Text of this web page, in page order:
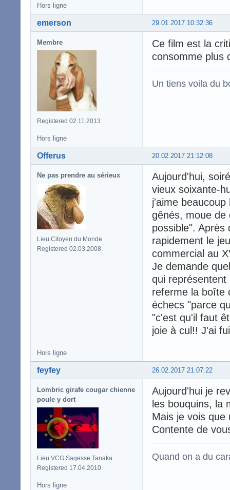
Hors ligne
29.01.2017 10:32:36
emerson
Membre
Registered 02.11.2013
Ce film est la
consomme plus
Un tiens voila du
Hors ligne
20.02.2017 21:12:08
Offerus
Ne pas prendre au sérieux
Lieu Citoyen du Monde
Registered 02.03.2008
Aujourd'hui,
vieux soixante-
j'aime
gênés, moue de
possible". Après
rapidement le
commercial au
Je demande
qui
referme la boîte
échecs "parce
"c'est qu'il faut
joie à cul!! J'ai
Hors ligne
26.02.2017 21:07:22
feyfey
Lombric girafe cougar chienne
poule y dort
Lieu VCG Sagesse Tanaka
Registered 17.04.2010
Aujourd'hui je
les bouquins, la
Mais je vois
Contente de
Quand on a du
Hors ligne